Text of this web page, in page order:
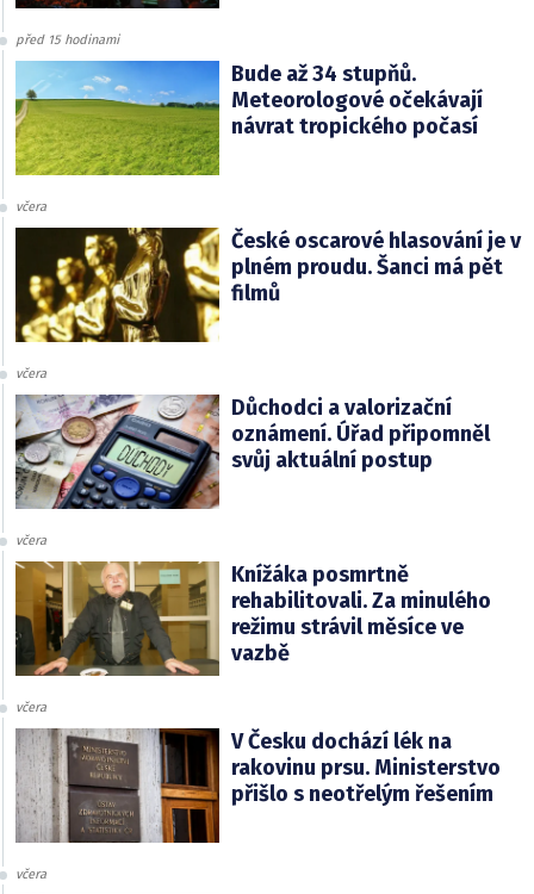
před 15 hodinami
Bude až 34 stupňů.
Meteorologové očekávají
návrat tropického počasí
včera
České oscarové hlasování je v
plném proudu. Šanci má pět
filmů
včera
Důchodci a valorizační
oznámení. Úřad připomněl
svůj aktuální postup
včera
Knížáka posmrtně
rehabilitovali. Za minulého
režimu strávil měsíce ve
vazbě
včera
V Česku dochází lék na
rakovinu prsu. Ministerstvo
přišlo s neotřelým řešením
včera